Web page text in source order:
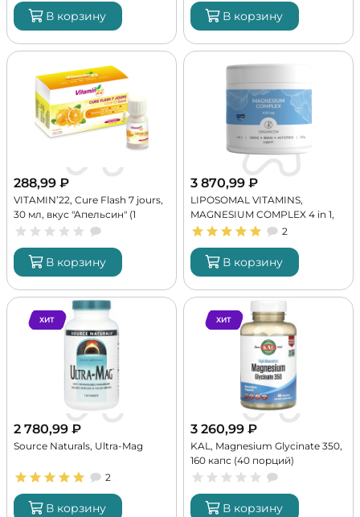
В корзину В корзину
288,99 ₽
VITAMIN’22, Cure Flash 7 jours,
30 мл, вкус "Апельсин" (1
порция)
В корзину
3 870,99 ₽
LIPOSOMAL VITAMINS,
MAGNESIUM COMPLEX 4 in 1,
150 г (30 порций) 2
В корзину
ХИТ
2 780,99 ₽
Source Naturals, Ultra-Mag
2
В корзину
ХИТ
3 260,99 ₽
KAL, Magnesium Glycinate 350,
160 капс (40 порций)
В корзину